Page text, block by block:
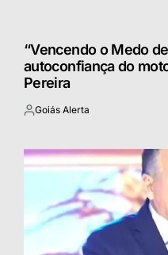
“Vencendo o Medo
autoconfiança do
Pereira
Postado
Goiás Alerta